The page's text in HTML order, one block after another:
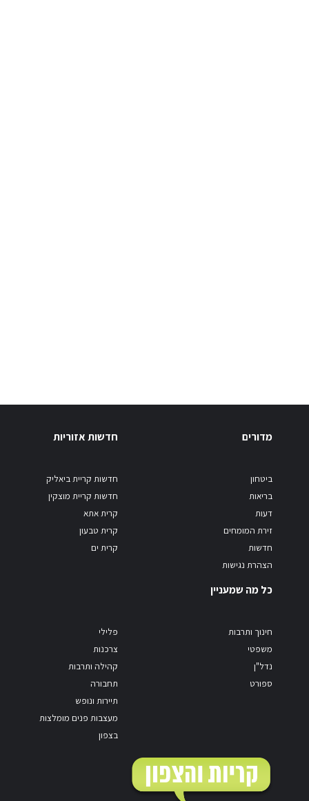
מדורים
ביטחון
בריאות
דעות
זירת המומחים
חדשות
הצהרת נגישות
חדשות אזוריות
חדשות קריית ביאליק
חדשות קריית מוצקין
קרית אתא
קרית טבעון
קרית ים
כל מה שמעניין
חינוך ותרבות
משפטי
נדל"ן
ספורט
פלילי
צרכנות
קהילה ותרבות
תחבורה
תיירות ונופש
מעצבות פנים מומלצות
בצפון